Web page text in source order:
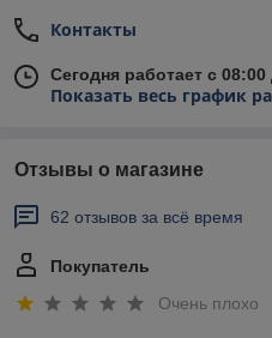
Контакты
Сегодня работает с 08:00
Показать весь график
Отзывы о магазине
62 отзывов за всё время
Покупатель
Очень плохо